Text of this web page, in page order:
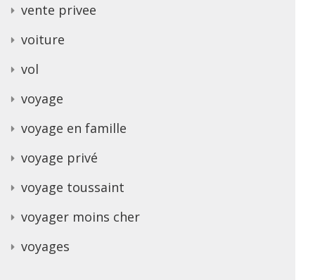
vente privee
voiture
vol
voyage
voyage en famille
voyage privé
voyage toussaint
voyager moins cher
voyages